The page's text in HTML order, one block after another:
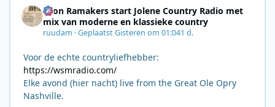
Leon Ramakers start Jolene Country Radio met
mix van moderne en klassieke country
ruudam ·GeplaatstGisteren om 01:041 d.
Voor de echte countryliefhebber:
https://wsmradio.com/
Elke avond (hier nacht) live from the Great Ole Opry
Nashville.